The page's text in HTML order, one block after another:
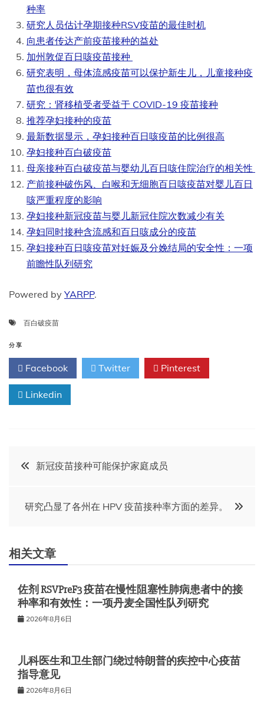
种率
研究人员估计孕期接种RSV疫苗的最佳时机
向患者传达产前疫苗接种的益处
加州敦促百日咳疫苗接种
研究表明，母体流感疫苗可以保护新生儿，儿童接种疫
苗也很有效
研究：肾移植受者受益于 COVID-19 疫苗接种
推荐孕妇接种的疫苗
最新数据显示，孕妇接种百日咳疫苗的比例很高
孕妇接种百白破疫苗
母亲接种百白破疫苗与婴幼儿百日咳住院治疗的相关性
产前接种破伤风、白喉和无细胞百日咳疫苗对婴儿百日
咳严重程度的影响
孕妇接种新冠疫苗与婴儿新冠住院次数减少有关
孕妇同时接种含流感和百日咳成分的疫苗
孕妇接种百日咳疫苗对妊娠及分娩结局的安全性：一项
前瞻性队列研究
Powered by YARPP.
百白破疫苗
分享
Facebook Twitter Pinterest
Linkedin
文
航
新冠疫苗接种可能保护家庭成员
研究凸显了各州在 HPV 疫苗接种率方面的差异。
相关文章
佐剂 RSVPreF3 疫苗在慢性阻塞性肺病患者中的接
种率和有效性：一项丹麦全国性队列研究
2026年8月6日
儿科医生和卫生部门绕过特朗普的疾控中心疫苗
指导意见
2026年8月6日